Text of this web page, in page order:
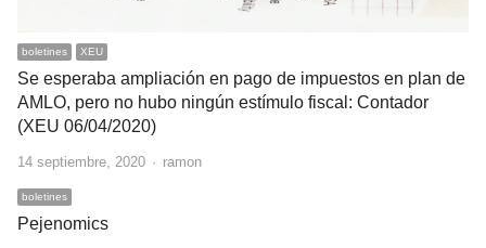
boletines XEU
Se esperaba ampliación en pago de impuestos en plan de
AMLO, pero no hubo ningún estímulo fiscal: Contador
(XEU 06/04/2020)
14 septiembre, 2020 Author
ramon
boletines
Pejenomics